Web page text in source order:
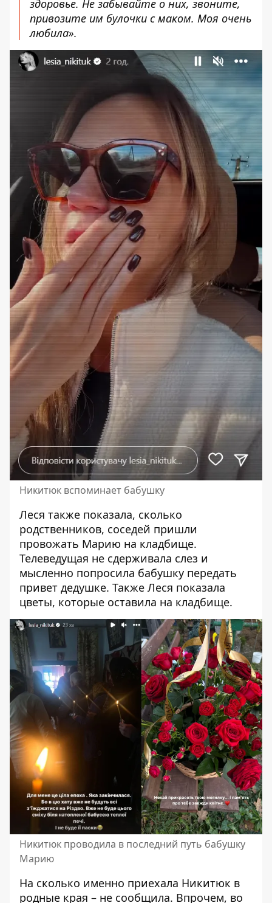
здоровье. Не забывайте о них, звоните,
привозите им булочки с маком. Моя очень
любила».
Никитюк вспоминает бабушку
Леся также показала, сколько
родственников, соседей пришли
провожать Марию на кладбище.
Телеведущая не сдерживала слез и
мысленно попросила бабушку передать
привет дедушке. Также Леся показала
цветы, которые оставила на кладбище.
Никитюк проводила в последний путь бабушку
Марию
На сколько именно приехала Никитюк в
родные края – не сообщила. Впрочем, во